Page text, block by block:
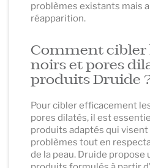
problèmes existants mais
réapparition.
Comment cibler
noirs et pores
produits Druide
Pour cibler efficacement
pores dilatés, il est
produits adaptés qui
problèmes tout en
de la peau. Druide propose